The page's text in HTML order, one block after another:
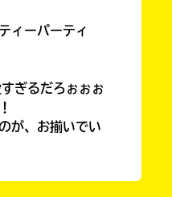
ィーパーティ
ぎるだろぉぉぉ
が、お揃いでい